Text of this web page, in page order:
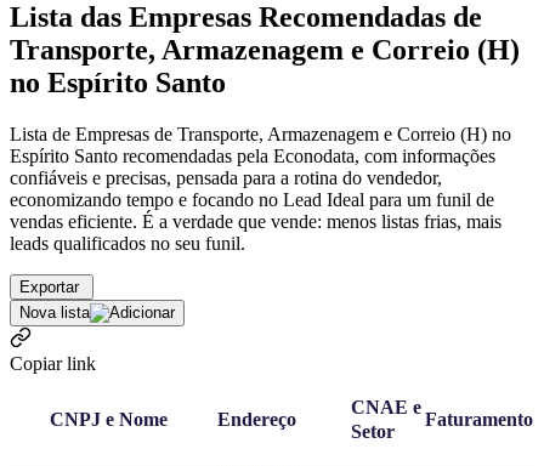
Lista das Empresas Recomendadas de
Transporte, Armazenagem e Correio (H)
no Espírito Santo
Lista de Empresas de Transporte, Armazenagem e Correio (H) no
Espírito Santo recomendadas pela Econodata, com informações
confiáveis e precisas, pensada para a rotina do vendedor,
economizando tempo e focando no Lead Ideal para um funil de
vendas eficiente. É a verdade que vende: menos listas frias, mais
leads qualificados no seu funil.
Exportar
Nova lista
Copiar link
CNPJ e Nome Endereço
CNAE e
Setor
Faturamento